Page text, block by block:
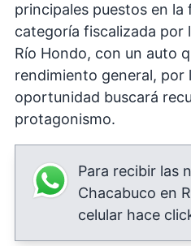
principales puestos en la
categoría fiscalizada por
Río Hondo, con un auto
rendimiento general, por
oportunidad buscará
protagonismo.
Para recibir las
Chacabuco en
celular hace